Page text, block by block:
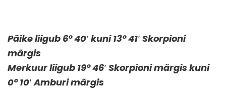
Päike liigub 6° 40′ kuni 13° 41′ Skorpioni
märgis
Merkuur liigub 19° 46′ Skorpioni märgis kuni
0° 10′ Amburi märgis